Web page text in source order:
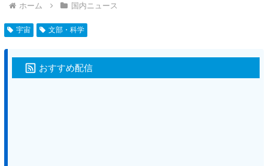
ホーム 国内ニュース
宇宙 文部・科学
おすすめ配信